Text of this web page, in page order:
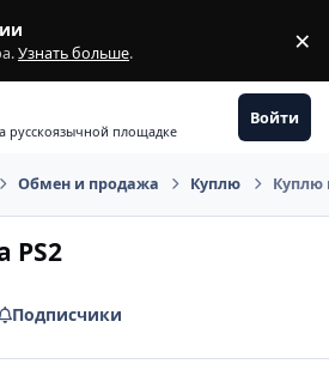
Узнать больше. ×
площадке
Войти
Обмен и продажа Куплю Куплю
PS2
Подписчики